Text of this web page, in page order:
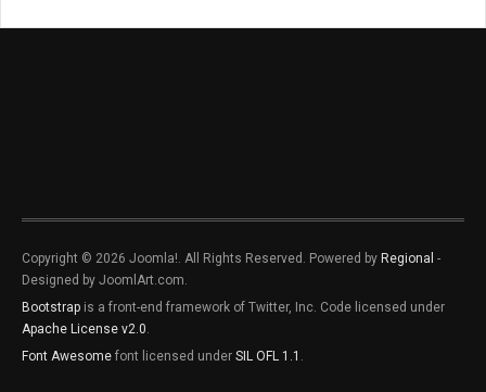
Copyright © 2026 Joomla!. All Rights Reserved. Powered by Regional -
Designed by JoomlArt.com.
Bootstrap is a front-end framework of Twitter, Inc. Code licensed under
Apache License v2.0.
Font Awesome font licensed under SIL OFL 1.1 .